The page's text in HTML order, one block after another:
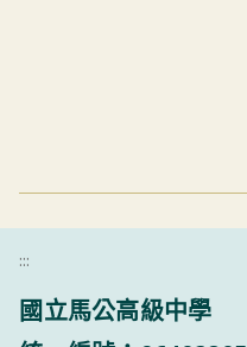
:::
國立馬公高級中學